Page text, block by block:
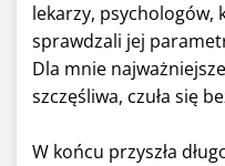
lekarzy, psychologów,
sprawdzali jej
Dla mnie
szczęśliwa, czuła się
W końcu przyszła